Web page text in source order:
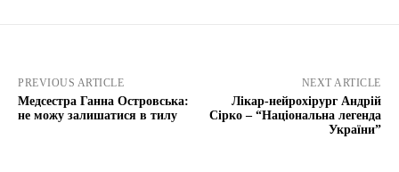
PREVIOUS ARTICLE
Медсестра Ганна Островська:
не можу залишатися в тилу
NEXT ARTICLE
Лікар-нейрохірург Андрій
Сірко – “Національна легенда
України”